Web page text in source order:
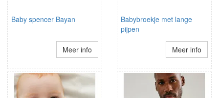
Baby spencer Bayan
Meer info
Babybroekje met lange
pijpen
Meer info